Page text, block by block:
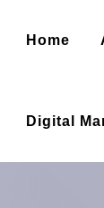
Home
Digital